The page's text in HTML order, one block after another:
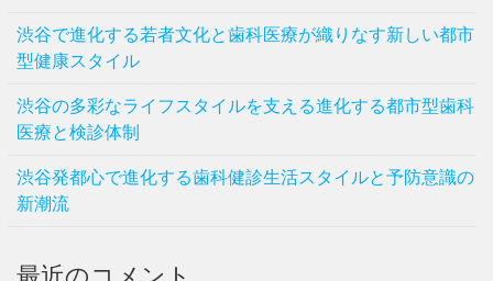
渋谷で進化する若者文化と歯科医療が織りなす新しい都市
型健康スタイル
渋谷の多彩なライフスタイルを支える進化する都市型歯科
医療と検診体制
渋谷発都心で進化する歯科健診生活スタイルと予防意識の
新潮流